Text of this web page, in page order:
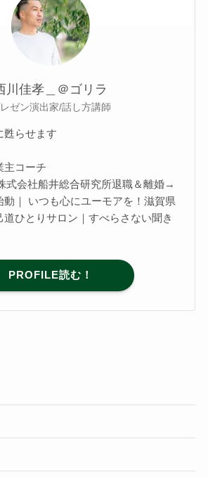
川佳孝＿＠ゴリラ
ゼン演出家/話し方講師
甦らせます
主コーチ
式会社船井総合研究所退職＆離婚→
動｜ いつも心にユーモアを！滋賀県
ひとりサロン｜すべらさない聞き
PROFILE読む！